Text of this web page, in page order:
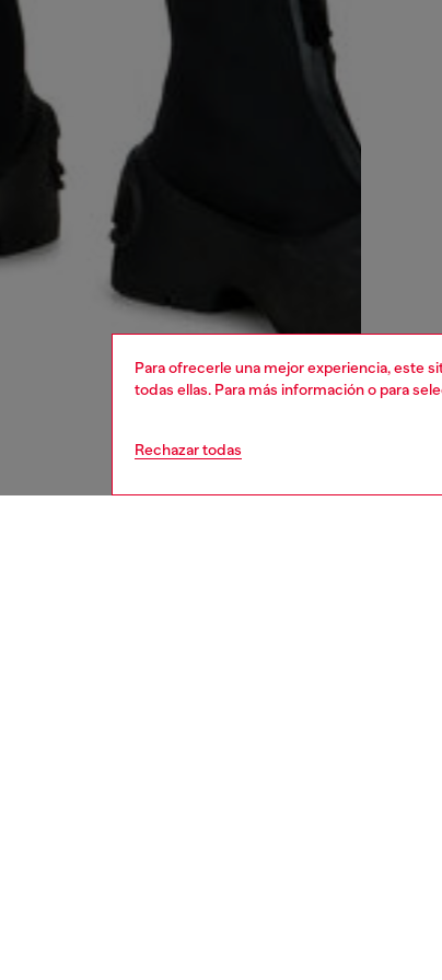
Para ofrecerle una mejor experiencia, este
todas ellas. Para más información o para
Rechazar todas